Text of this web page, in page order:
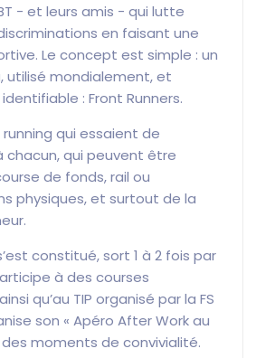
- et leurs amis - qui lutte
en faisant une
Le concept est simple : un
utilisé mondialement, et
: Front Runners.
qui essaient de
chacun, qui peuvent être
de fonds, rail ou
physiques, et surtout de la
constitué, sort 1 à 2 fois par
à des courses
qu’au TIP organisé par la FS
son « Apéro After Work au
des moments de convivialité.